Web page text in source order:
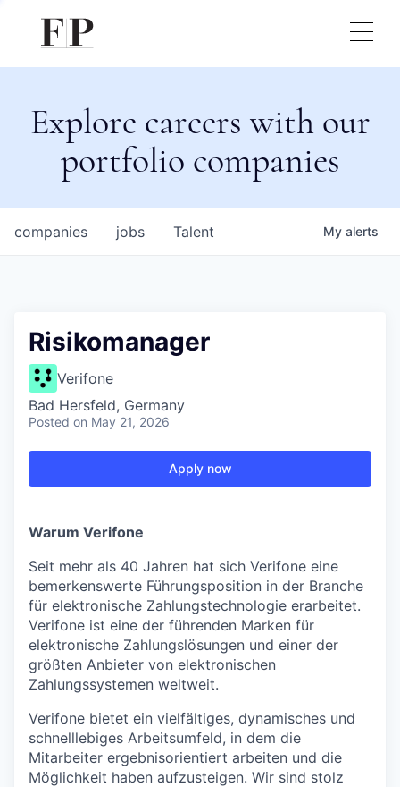
Explore careers with our
portfolio companies
jobs
companies Talent My alerts
Risikomanager
Verifone
Bad Hersfeld, Germany
Posted on May 21, 2026
Apply now
Warum Verifone
Seit mehr als 40 Jahren hat sich Verifone eine
bemerkenswerte Führungsposition in der Branche
für elektronische Zahlungstechnologie erarbeitet.
Verifone ist eine der führenden Marken für
elektronische Zahlungslösungen und einer der
größten Anbieter von elektronischen
Zahlungssystemen weltweit.
Verifone bietet ein vielfältiges, dynamisches und
schnelllebiges Arbeitsumfeld, in dem die
Mitarbeiter ergebnisorientiert arbeiten und die
Möglichkeit haben aufzusteigen. Wir sind stolz